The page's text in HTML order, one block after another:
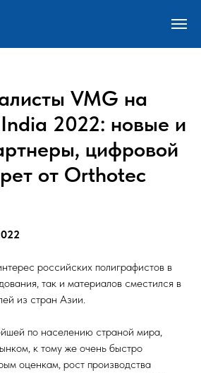
VMG на
2022: новые и
цифровой
от Orthotec
российских полиграфистов в
так и материалов сместился в
из стран Азии.
по населению страной мира,
к тому же очень быстро
оценкам, рост производства